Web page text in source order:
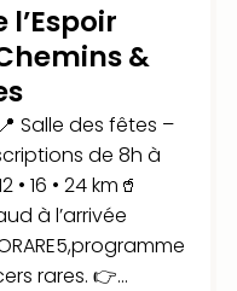
l’Espoir
&
Salle des fêtes –
de 8h à
• 16 • 24 km🥤
à l’arrivée
rares. 👉...